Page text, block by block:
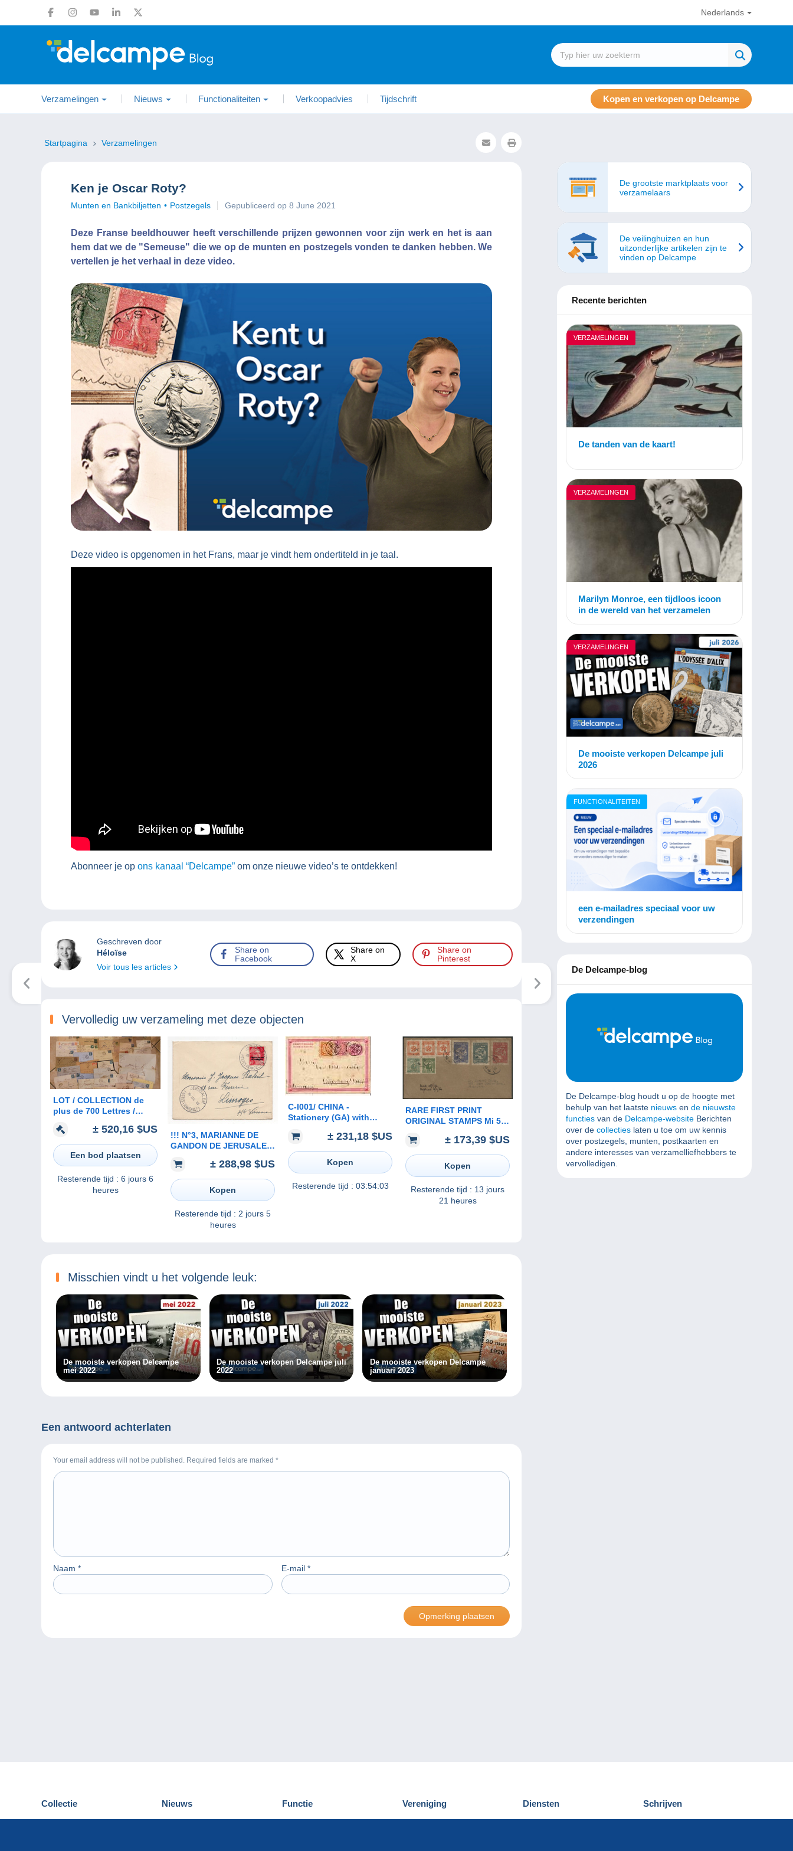
Nederlands
Verzamelingen Nieuws Functionaliteiten Verkoopadvies Tijdschrift Kopen en verkopen op Delcampe
Startpagina Verzamelingen
Ken je Oscar Roty?
Munten en Bankbiljetten Postzegels Gepubliceerd op 8 June 2021
Deze Franse beeldhouwer heeft verschillende prijzen gewonnen voor zijn werk en het is aan
hem dat we de "Semeuse" die we op de munten en postzegels vonden te danken hebben. We
vertellen je het verhaal in deze video.
Deze video is opgenomen in het Frans, maar je vindt hem ondertiteld in je taal.
Abonneer je op ons kanaal “Delcampe” om onze nieuwe video’s te ontdekken!
Geschreven door
Héloïse
Voir tous les articles
Share on
Facebook
Share on
X
Share on
Pinterest
Vervolledig uw verzameling met deze objecten
LOT / COLLECTION de
plus de 700 Lettres /
documents anciens 1700-
1950 / voir 50 scans
± 520,16 $US
Een bod plaatsen
Resterende tijd : 6 jours 6
heures
!!! N°3, MARIANNE DE
GANDON DE JERUSALEM
FORMAT DE1948 POUR
LIMOGES. SUPERBE
± 288,98 $US
Kopen
Resterende tijd : 2 jours 5
heures
C-I001/ CHINA -
Stationery (GA) with
14.12.00 to Germany, from
crew-member SMS Hansa
± 231,18 $US
Kopen
Resterende tijd : 03:54:03
RARE FIRST PRINT
ORIGINAL STAMPS Mi 5 -
cover to Singapore in
1950. Cancel. SWATOW
SHANTU 汕头市
± 173,39 $US
Kopen
Resterende tijd : 13 jours
21 heures
Misschien vindt u het volgende leuk:
De mooiste verkopen Delcampe
mei 2022
De mooiste verkopen Delcampe juli
2022
De mooiste verkopen Delcampe
januari 2023
Een antwoord achterlaten
Your email address will not be published. Required fields are marked *
Naam * E-mail *
De grootste marktplaats voor
verzamelaars
De veilinghuizen en hun
uitzonderlijke artikelen zijn te
vinden op Delcampe
Recente berichten
VERZAMELINGEN
De tanden van de kaart!
VERZAMELINGEN
Marilyn Monroe, een tijdloos icoon
in de wereld van het verzamelen
VERZAMELINGEN
De mooiste verkopen Delcampe juli
2026
FUNCTIONALITEITEN
een e-mailadres speciaal voor uw
verzendingen
De Delcampe-blog
De Delcampe-blog houdt u op de hoogte met
behulp van het laatste nieuws en de nieuwste
functies van de Delcampe-website Berichten
over de collecties laten u toe om uw kennis
over postzegels, munten, postkaarten en
andere interesses van verzamelliefhebbers te
vervolledigen.
Collectie
Postkaarten
Nieuws
Delcampe Evenementen
Functie
Nieuwigheden
Vereniging
Wie zijn wij
Diensten
Delcampe ontdekken
Schrijven